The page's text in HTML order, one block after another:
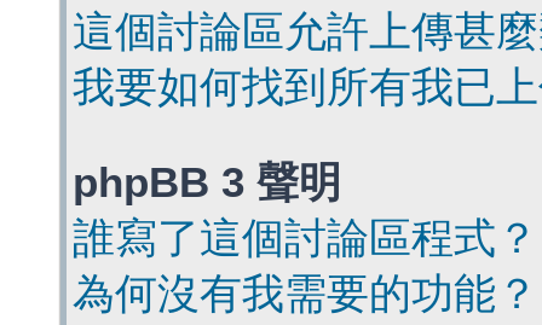
這個討論區允許上傳甚
我要如何找到所有我已
phpBB 3 聲明
誰寫了這個討論區程式？
為何沒有我需要的功能？